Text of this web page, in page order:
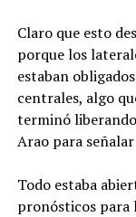
Claro que esto
porque los
estaban
centrales, algo
terminó
Arao para
Todo estaba
pronósticos para